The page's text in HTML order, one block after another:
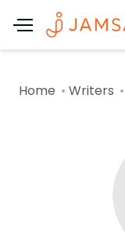
Home Writers